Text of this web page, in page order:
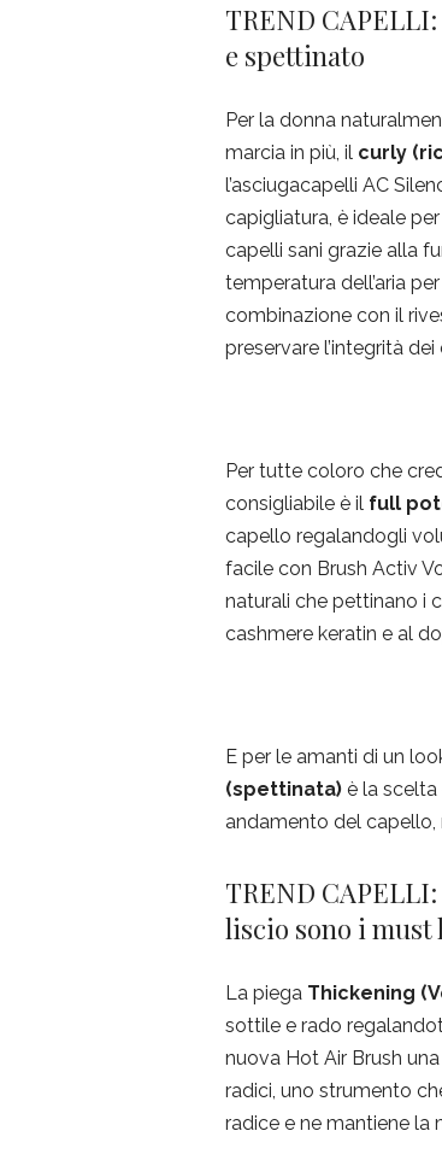
TREND
e spettinato
Per la donna
marcia in più, il curly
l’asciugacapelli AC
capigliatura, è ideale
capelli sani grazie alla
temperatura dell’aria
combinazione con il
preservare l’integrità
Per tutte coloro che
consigliabile è il full
capello regalandogli
facile con Brush Activ
naturali che pettinano i
cashmere keratin e al
E per le amanti di un
(spettinata) è la scelta
andamento del
TREND
liscio sono i must
La piega Thickening
sottile e rado
nuova Hot Air Brush
radici, uno strumento
radice e ne mantiene la